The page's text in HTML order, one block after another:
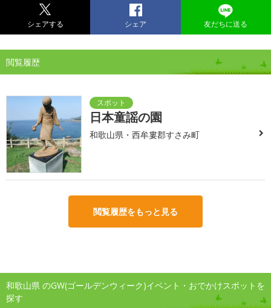
シェアする シェア 友だちに送る
閲覧履歴
日本童謡の園
和歌山県・西牟婁郡すさみ町
閲覧履歴をもっと見る
和歌山県 のGW(ゴールデンウィーク)イベント・おでかけスポットを
探す